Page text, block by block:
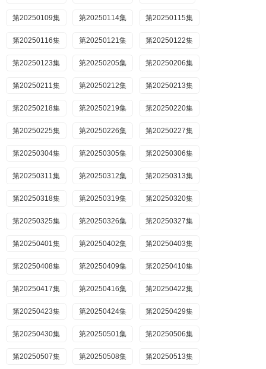
第20250109集 第20250114集 第20250115集
第20250116集 第20250121集 第20250122集
第20250123集 第20250205集 第20250206集
第20250211集 第20250212集 第20250213集
第20250218集 第20250219集 第20250220集
第20250225集 第20250226集 第20250227集
第20250304集 第20250305集 第20250306集
第20250311集 第20250312集 第20250313集
第20250318集 第20250319集 第20250320集
第20250325集 第20250326集 第20250327集
第20250401集 第20250402集 第20250403集
第20250408集 第20250409集 第20250410集
第20250417集 第20250416集 第20250422集
第20250423集 第20250424集 第20250429集
第20250430集 第20250501集 第20250506集
第20250507集 第20250508集 第20250513集